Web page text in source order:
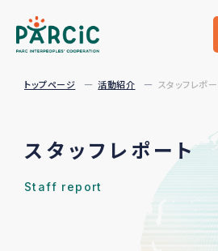
トップページ 活動紹介 スタッフレポー
スタッフレポート
Staff report